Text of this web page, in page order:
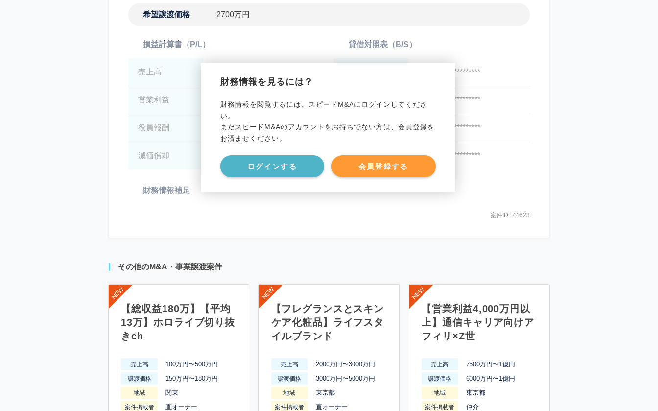
希望譲渡価格 2700万円
財務情報を見るには？
財務情報を閲覧するには、スピードM&Aにログインしてくださ
い。
まだスピードM&Aのアカウントをお持ちでない方は、会員登録を
お済ませください。
ログインする 会員登録する
損益計算書（P/L）
売上高
営業利益 ********************
役員報酬 ********************
減価償却 ********************
貸借対照表（B/S）
********************
有利子負債 ********************
純資産 ********************
現預金 ********************
財務情報補足 ********************
案件ID : 44623
その他のM&A・事業譲渡案件
【総収益180万】【平均
13万】ホロライブ切り抜
きch
売上高 100万円〜500万円
譲渡価格 150万円〜180万円
地域 関東
案件掲載者 直オーナー
【フレグランスとスキン
ケア化粧品】ライフスタ
イルブランド
売上高 2000万円〜3000万円
譲渡価格 3000万円〜5000万円
地域 東京都
案件掲載者 直オーナー
【営業利益4,000万円以
上】通信キャリア向けア
フィリ×Z世
売上高 7500万円〜1億円
譲渡価格 6000万円〜1億円
地域 東京都
案件掲載者 仲介